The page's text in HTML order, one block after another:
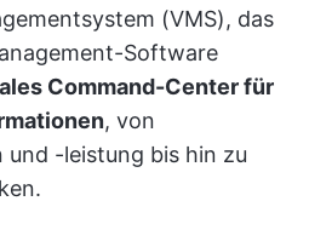
(VMS), das
Software
Command-Center für
, von
-leistung bis hin zu